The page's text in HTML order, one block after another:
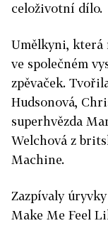
celoživotní dílo.
Umělkyni, která
ve společném
zpěvaček.
Hudsonová,
superhvězda
Welchová z
Machine.
Zazpívaly
Make Me Feel